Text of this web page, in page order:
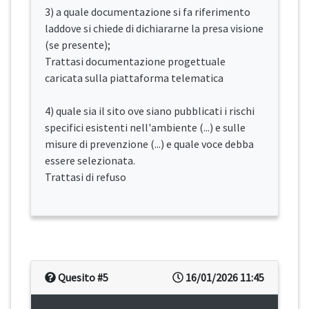
3) a quale documentazione si fa riferimento
laddove si chiede di dichiararne la presa visione
(se presente);
Trattasi documentazione progettuale
caricata sulla piattaforma telematica
4) quale sia il sito ove siano pubblicati i rischi
specifici esistenti nell'ambiente (...) e sulle
misure di prevenzione (...) e quale voce debba
essere selezionata.
Trattasi di refuso
16/01/2026 11:45
Quesito #5